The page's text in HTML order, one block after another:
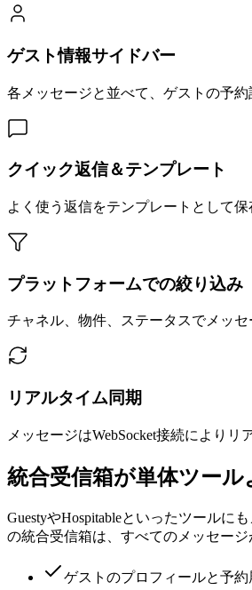
ゲスト情報サイドバー
各メッセージと並べて、ゲストの予
クイック返信＆テンプレート
よく使う返信をテンプレートとして
プラットフォームでの絞り込み
チャネル、物件、ステータスでメッ
リアルタイム同期
メッセージはWebSocket接続により
統合受信箱が単体ツール
GuestyやHospitableといったツールに
の統合受信箱は、すべてのメッセー
ゲストのプロフィールと予約